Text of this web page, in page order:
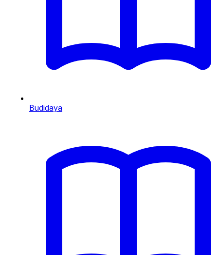
Budidaya